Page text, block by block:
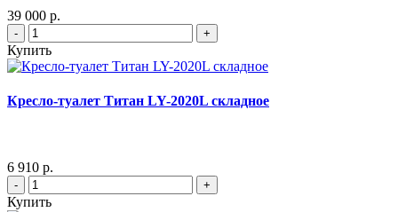
39 000 р.
- +
Купить
Кресло-туалет Титан LY-2020L складное
6 910 р.
- +
Купить